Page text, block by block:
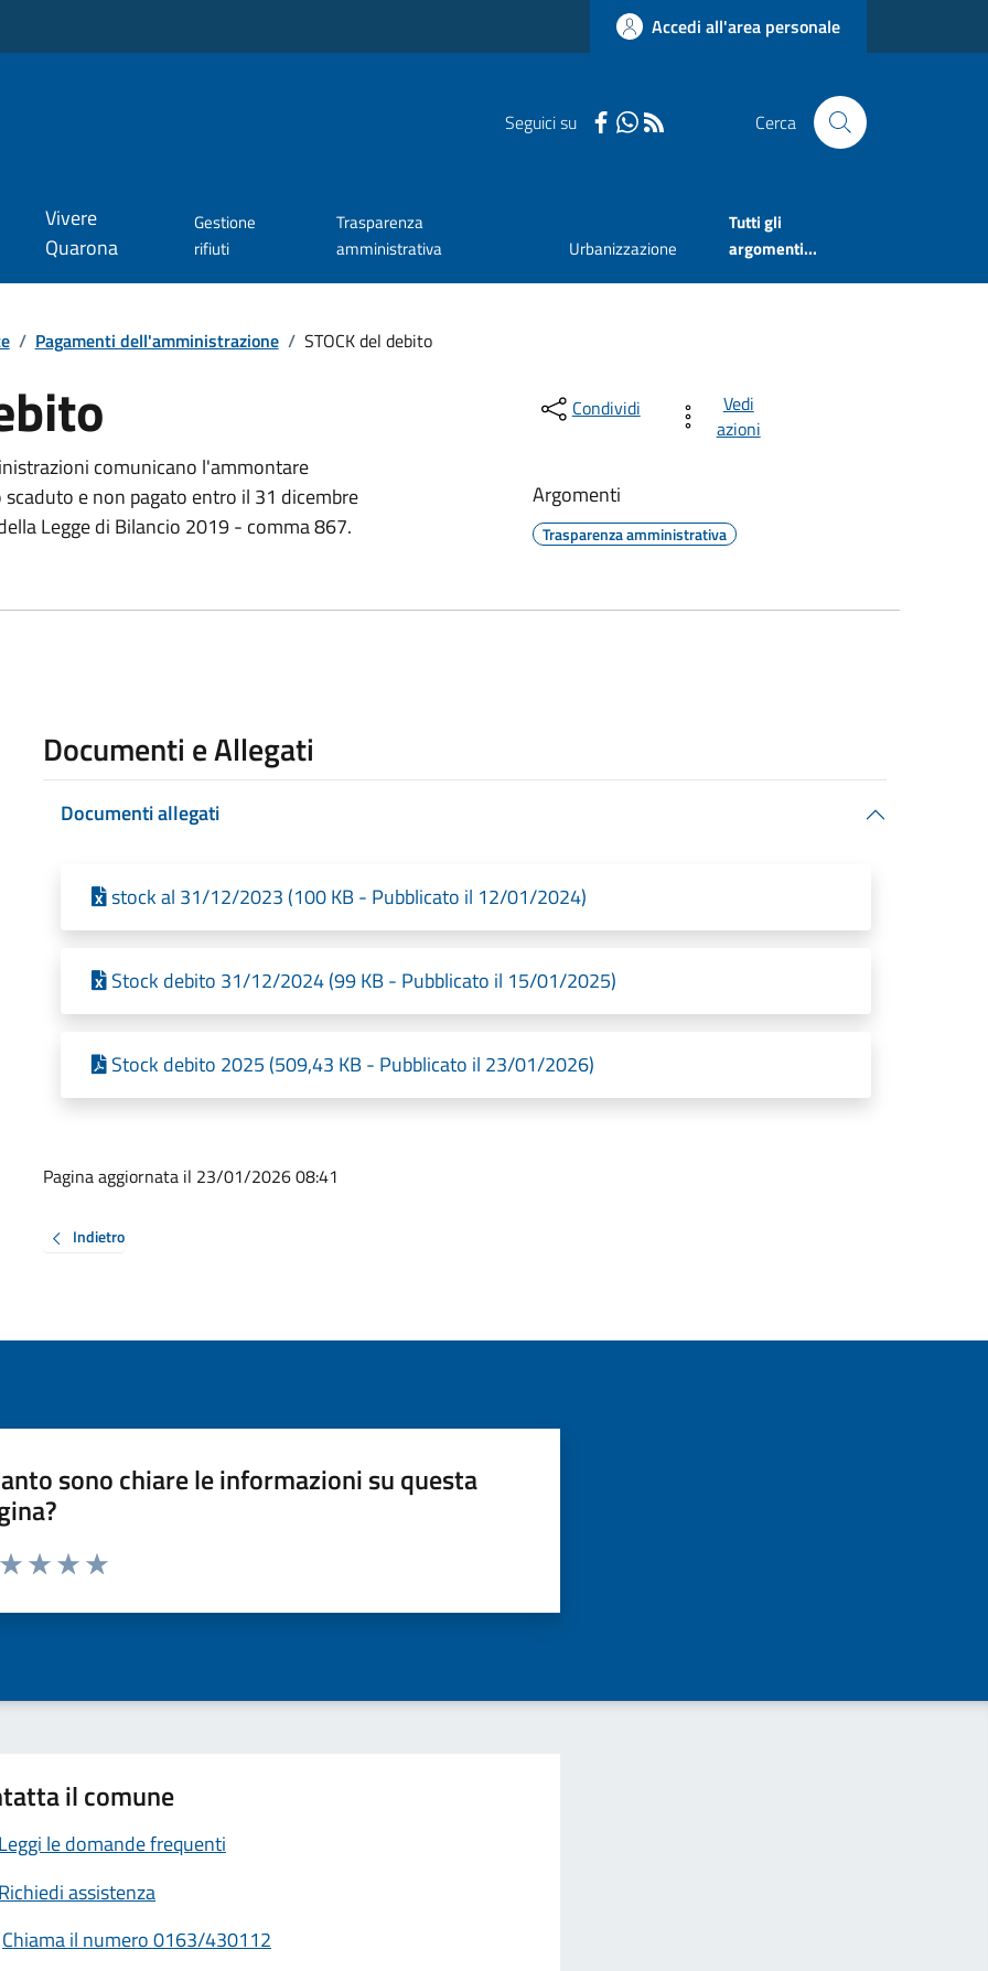
Accedi all'area personale
Seguici su Cerca
Vivere
Quarona
Gestione
rifiuti
Trasparenza
amministrativa
Urbanizzazione
Tutti gli
argomenti...
/ Pagamenti dell'amministrazione / STOCK del debito
comunicano l'ammontare
e non pagato entro il 31 dicembre
Legge di Bilancio 2019 - comma 867.
Condividi
Vedi
azioni
Argomenti
Trasparenza amministrativa
Documenti e Allegati
Documenti allegati
stock al 31/12/2023 (100 KB - Pubblicato il 12/01/2024)
Stock debito 31/12/2024 (99 KB - Pubblicato il 15/01/2025)
Stock debito 2025 (509,43 KB - Pubblicato il 23/01/2026)
Pagina aggiornata il 23/01/2026 08:41
Indietro
sono chiare le informazioni su questa
da 1 a 5 stelle la pagina
il comune
le domande frequenti
assistenza
Chiama il numero 0163/430112